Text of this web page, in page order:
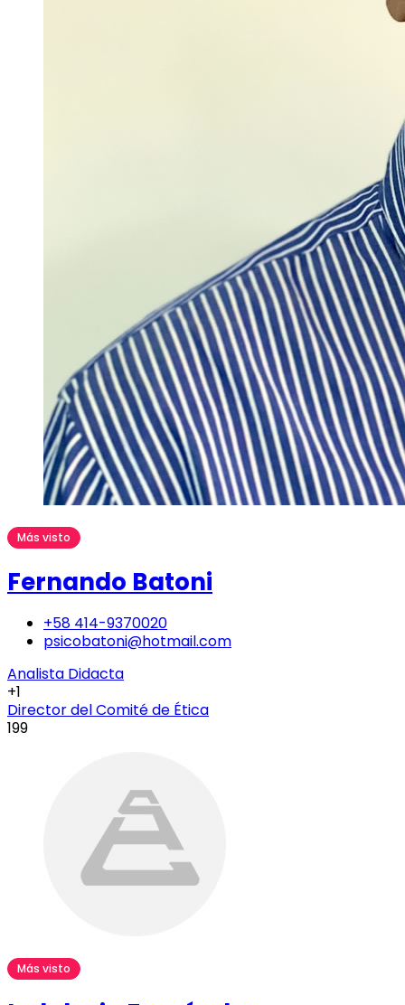
Más visto
Fernando Batoni
+58 414-9370020
psicobatoni@hotmail.com
Analista Didacta
+1
Director del Comité de Ética
199
Más visto